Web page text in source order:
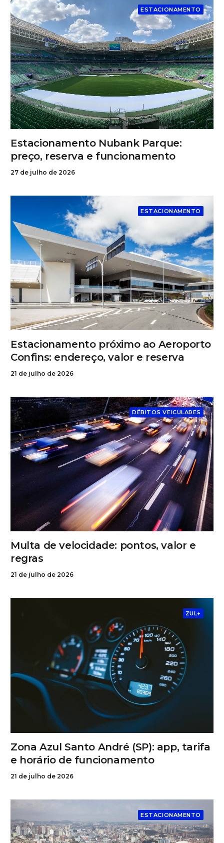
ESTACIONAMENTO
Estacionamento Nubank Parque:
preço, reserva e funcionamento
27 de julho de 2026
ESTACIONAMENTO
Estacionamento próximo ao Aeroporto
Confins: endereço, valor e reserva
21 de julho de 2026
DÉBITOS VEICULARES
Multa de velocidade: pontos, valor e
regras
21 de julho de 2026
ZUL+
Zona Azul Santo André (SP): app, tarifa
e horário de funcionamento
21 de julho de 2026
ESTACIONAMENTO